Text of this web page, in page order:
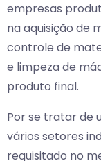
empresas
na aquisição de
controle de
e limpeza de
produto final.
Por se tratar de
vários setores
requisitado no